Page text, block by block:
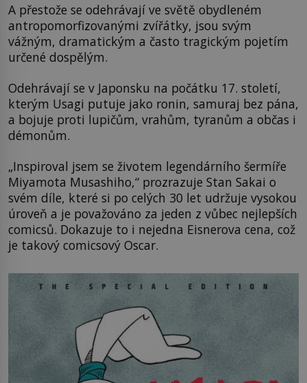
A přestože se odehrávají ve světě obydleném
antropomorfizovanými zvířátky, jsou svým
vážným, dramatickým a často tragickým pojetím
určené dospělým.
Odehrávají se v Japonsku na počátku 17. století,
kterým Usagi putuje jako ronin, samuraj bez pána,
a bojuje proti lupičům, vrahům, tyranům a občas i
démonům.
„Inspiroval jsem se životem legendárního šermíře
Miyamota Musashiho,“ prozrazuje Stan Sakai o
svém díle, které si po celých 30 let udržuje vysokou
úroveň a je považováno za jeden z vůbec nejlepších
comicsů. Dokazuje to i nejedna Eisnerova cena, což
je takový comicsový Oscar.